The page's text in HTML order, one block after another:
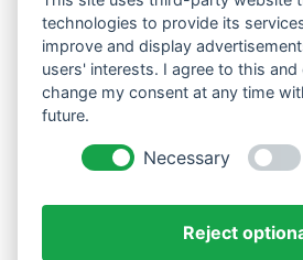
Westküste UG
Menzlingen 14 B
51503 Rösrath
Datenschutzerklärung
technologies to provide its
improve and display
users' interests. I agree to this and
change my consent at any time
future.
Necessary
Reject